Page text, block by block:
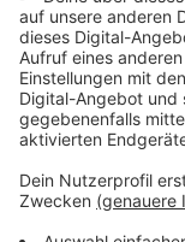
kälteste Tag
Grad.
Anzeige